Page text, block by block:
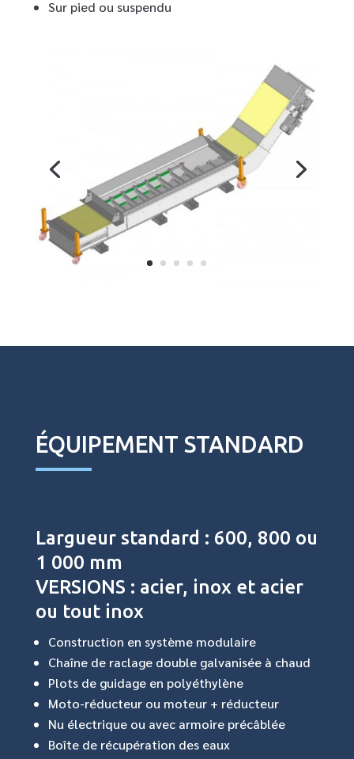
Sur pied ou suspendu
ÉQUIPEMENT STANDARD
Largueur standard : 600, 800 ou
1 000 mm
VERSIONS : acier, inox et acier
ou tout inox
Construction en système modulaire
Chaîne de raclage double galvanisée à chaud
Plots de guidage en polyéthylène
Moto-réducteur ou moteur + réducteur
Nu électrique ou avec armoire précâblée
Boîte de récupération des eaux